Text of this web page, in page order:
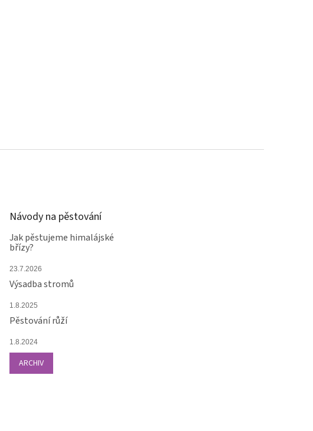
Návody na pěstování
Jak pěstujeme himalájské
břízy?
23.7.2026
Výsadba stromů
1.8.2025
Pěstování růží
1.8.2024
ARCHIV